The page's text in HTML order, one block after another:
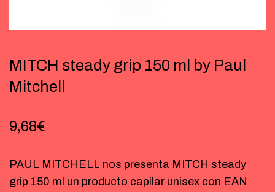
MITCH steady grip 150 ml by Paul
Mitchell
9,68€
PAUL MITCHELL nos presenta MITCH steady
grip 150 ml un producto capilar unisex con EAN